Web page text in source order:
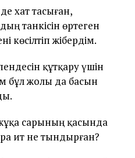
хат тасыған,
танкісін өртеген
көсілтіп жібердім.
құтқару үшін
бұл жолы да басын
сарының қасында
ит не тындырған?